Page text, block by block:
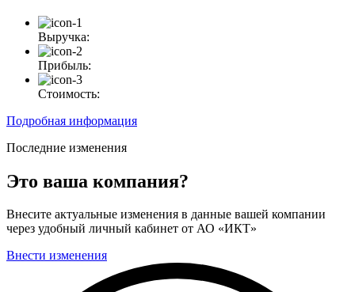
Выручка:
Прибыль:
Стоимость:
Подробная информация
Последние изменения
Это ваша компания?
Внесите актуальные изменения в данные вашей компании
через удобный личный кабинет от АО «ИКТ»
Внести изменения